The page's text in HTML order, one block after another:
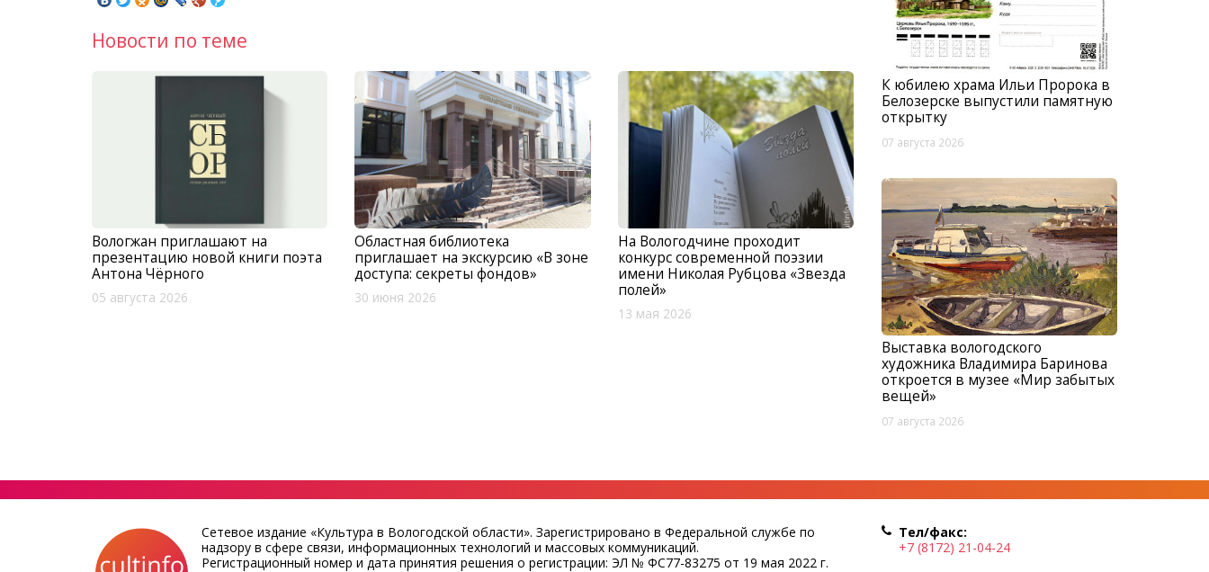
Новости по теме
Вологжан приглашают на
презентацию новой книги поэта
Антона Чёрного
05 августа 2026
Областная библиотека
приглашает на экскурсию «В зоне
доступа: секреты фондов»
30 июня 2026
На Вологодчине проходит
конкурс современной поэзии
имени Николая Рубцова «Звезда
полей»
13 мая 2026
К юбилею храма Ильи Пророка в
Белозерске выпустили памятную
открытку
07 августа 2026
Выставка вологодского
художника Владимира Баринова
откроется в музее «Мир забытых
вещей»
07 августа 2026
Сетевое издание «Культура в Вологодской области». Зарегистрировано в Федеральной службе по
надзору в сфере связи, информационных технологий и массовых коммуникаций.
Регистрационный номер и дата принятия решения о регистрации: ЭЛ № ФС77-83275 от 19 мая 2022 г.
Тел/факс:
+7 (8172) 21-04-24